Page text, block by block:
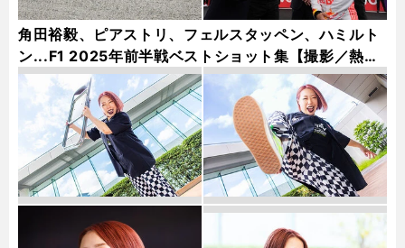
角田裕毅、ピアストリ、フェルスタッペン、ハミルト
ン...F1 2025年前半戦ベストショット集【撮影／熱田
護＆桜井淳雄】